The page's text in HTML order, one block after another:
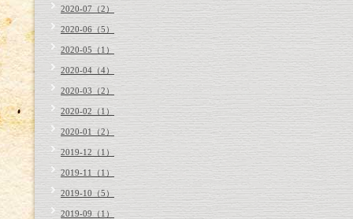
2020-07（2）
2020-06（5）
2020-05（1）
2020-04（4）
2020-03（2）
2020-02（1）
2020-01（2）
2019-12（1）
2019-11（1）
2019-10（5）
2019-09（1）